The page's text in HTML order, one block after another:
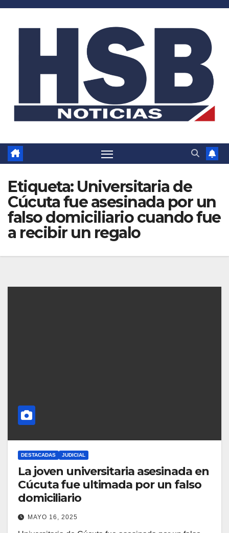
Saltar
Etiqueta: Universitaria de
Cúcuta fue asesinada por un
falso domiciliario cuando fue
a recibir un regalo
DESTACADAS JUDICIAL
La joven universitaria asesinada en
Cúcuta fue ultimada por un falso
domiciliario
MAYO 16, 2025